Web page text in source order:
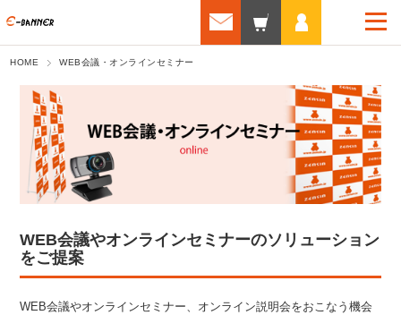
HOME WEB会議・オンラインセミナー
WEB会議やオンラインセミナーのソリューション
をご提案
WEB会議やオンラインセミナー、オンライン説明会をおこなう機会